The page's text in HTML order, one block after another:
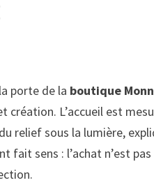
porte de la boutique
L’accueil est
relief sous la lumière,
fait sens : l’achat n’est